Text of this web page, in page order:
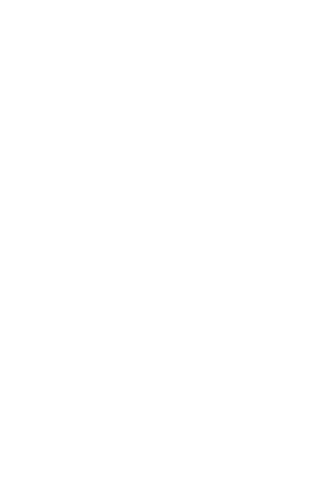
wird. Bei der
dazu. Eine erweiterte
Die Erteilung einer erweiterten